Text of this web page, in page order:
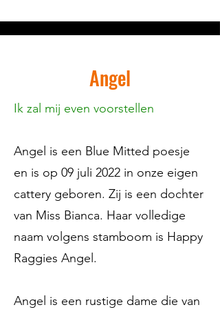
Angel
Ik zal mij even voorstellen
Angel is een Blue Mitted poesje
en is op 09 juli 2022 in onze eigen
cattery geboren. Zij is een dochter
van Miss Bianca. Haar volledige
naam volgens stamboom is Happy
Raggies Angel.
Angel is een rustige dame die van